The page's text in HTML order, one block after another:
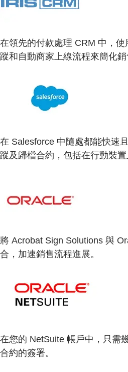
在領先的付款處理 CRM 中，
蹤和自動商家上線流程來簡化銷
在 Salesforce 中隨處都能快速
蹤及歸檔合約，包括在行動裝置
將 Acrobat Sign Solutions 與
合，加速銷售流程進展。
在您的 NetSuite 帳戶中，只需
合約的簽署。